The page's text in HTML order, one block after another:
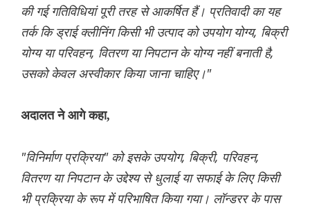
की गई गतिविधियां पूरी तरह से आकर्षित हैं। प्रतिवादी का यह
तर्क कि ड्राई क्लीनिंग किसी भी उत्पाद को उपयोग योग्य, बिक्री
योग्य या परिवहन, वितरण या निपटान के योग्य नहीं बनाती है,
उसको केवल अस्वीकार किया जाना चाहिए।"
अदालत ने आगे कहा,
"विनिर्माण प्रक्रिया" को इसके उपयोग, बिक्री, परिवहन,
वितरण या निपटान के उद्देश्य से धुलाई या सफाई के लिए किसी
भी प्रक्रिया के रूप में परिभाषित किया गया। लॉन्डरर के पास